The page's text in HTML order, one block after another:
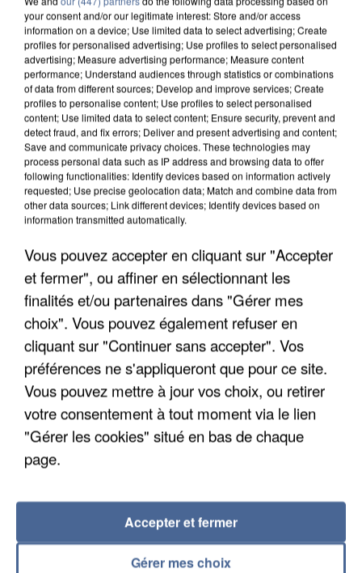
UN SECOND CADRE DE LA DZ MAFIA
INTERPELLÉ EN ALGÉRIE
UNE TOURISTE DE L’OISE EMPORTÉE PAR UNE
COULÉE DE BOUE EN HAUTE-SAVOIE
your consent and/or our legitimate interest: Store and/or access
information on a device; Use limited data to select advertising; Create
profiles for personalised advertising; Use profiles to select personalised
advertising; Measure advertising performance; Measure content
performance; Understand audiences through statistics or combinations
of data from different sources; Develop and improve services; Create
profiles to personalise content; Use profiles to select personalised
content; Use limited data to select content; Ensure security, prevent and
detect fraud, and fix errors; Deliver and present advertising and content;
Save and communicate privacy choices. These technologies may
process personal data such as IP address and browsing data to offer
following functionalities: Identify devices based on information actively
requested; Use precise geolocation data; Match and combine data from
other data sources; Link different devices; Identify devices based on
information transmitted automatically.
Vous pouvez accepter en cliquant sur "Accepter
et fermer", ou affiner en sélectionnant les
finalités et/ou partenaires dans "Gérer mes
choix". Vous pouvez également refuser en
cliquant sur "Continuer sans accepter". Vos
préférences ne s'appliqueront que pour ce site.
Vous pouvez mettre à jour vos choix, ou retirer
votre consentement à tout moment via le lien
"Gérer les cookies" situé en bas de chaque
page.
Gérer mes choix
Accepter et fermer